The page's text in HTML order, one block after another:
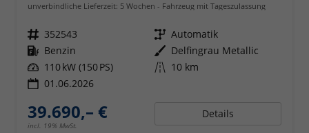
unverbindliche Lieferzeit: 5 Wochen Fahrzeug mit Tageszulassung
Fahrzeugnr. 352543 Getriebe Automatik
Kraftstoff Benzin Außenfarbe Delfingrau Metallic
Leistung 110 kW (150 PS) Kilometerstand 10 km
01.06.2026
39.690,– €
incl. 19% MwSt.
Details